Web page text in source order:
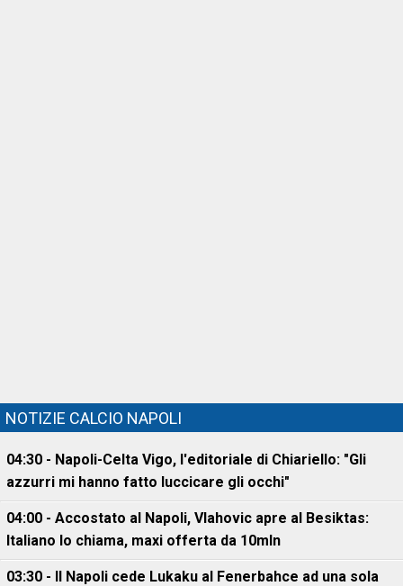
NOTIZIE CALCIO NAPOLI
04:30 - Napoli-Celta Vigo, l'editoriale di Chiariello: "Gli
azzurri mi hanno fatto luccicare gli occhi"
04:00 - Accostato al Napoli, Vlahovic apre al Besiktas:
Italiano lo chiama, maxi offerta da 10mln
03:30 - Il Napoli cede Lukaku al Fenerbahce ad una sola